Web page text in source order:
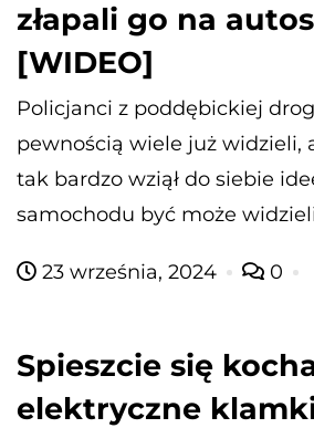
złapali go na
[WIDEO]
Policjanci z poddębickiej
pewnością wiele już widzieli,
tak bardzo wziął do siebie
samochodu być może
23 września, 2024 0
Spieszcie się
elektryczne